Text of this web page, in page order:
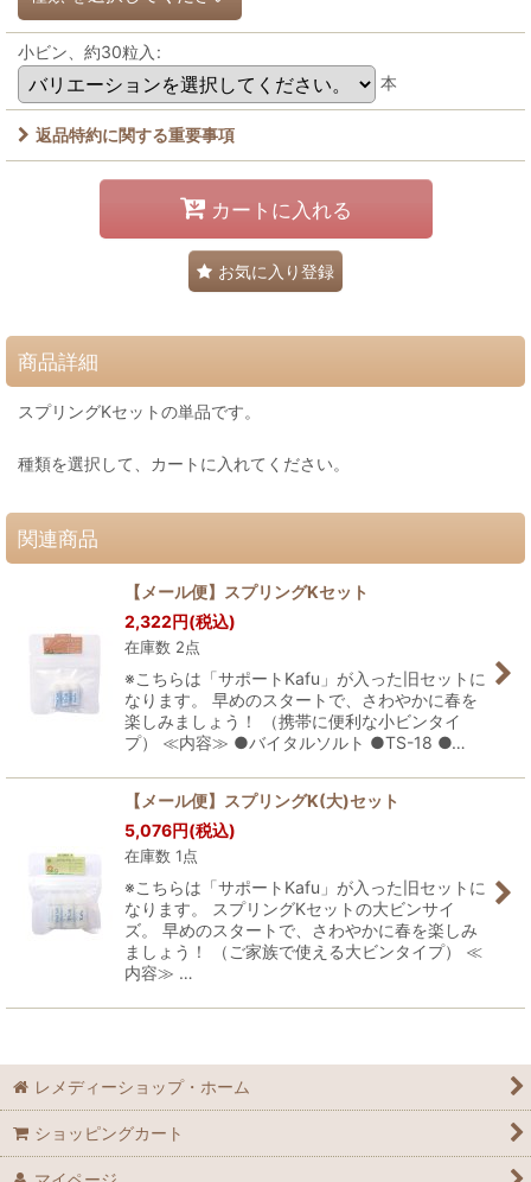
小ビン、約30粒入 :
本
返品特約に関する重要事項
カートに入れる
お気に入り登録
商品詳細
スプリングKセットの単品です。
種類を選択して、カートに入れてください。
関連商品
【メール便】スプリングKセット
2,322円(税込)
在庫数 2点
※こちらは「サポートKafu」が入った旧セットに
なります。 早めのスタートで、さわやかに春を
楽しみましょう！ （携帯に便利な小ビンタイ
プ） ≪内容≫ ●バイタルソルト ●TS-18 ●…
【メール便】スプリングK(大)セット
5,076円(税込)
在庫数 1点
※こちらは「サポートKafu」が入った旧セットに
なります。 スプリングKセットの大ビンサイ
ズ。 早めのスタートで、さわやかに春を楽しみ
ましょう！ （ご家族で使える大ビンタイプ） ≪
内容≫ …
レメディーショップ・ホーム
ショッピングカート